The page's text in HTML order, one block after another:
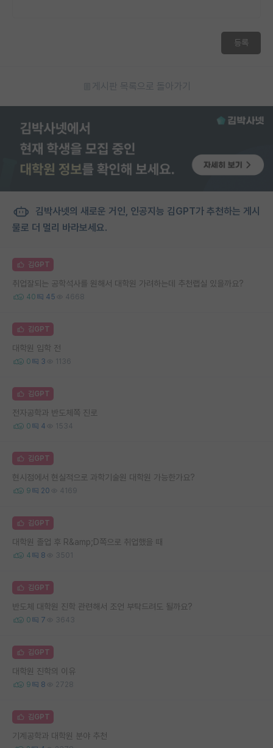
등록
게시판 목록으로 돌아가기
김박사넷의 새로운 거인, 인공지능 김GPT가 추천하는 게시
물로 더 멀리 바라보세요.
김GPT
취업잘되는 공학석사를 원해서 대학원 가려하는데 추천랩실 있을까요?
40 45 4668
김GPT
대학원 입학 전
0 3 1136
김GPT
전자공학과 반도체쪽 진로
0 4 1534
김GPT
현시점에서 현실적으로 과학기술원 대학원 가능한가요?
9 20 4169
김GPT
대학원 졸업 후 R&amp;D쪽으로 취업했을 때
4 8 3501
김GPT
반도체 대학원 진학 관련해서 조언 부탁드려도 될까요?
0 7 3643
김GPT
대학원 진학의 이유
9 8 2728
김GPT
기계공학과 대학원 분야 추천